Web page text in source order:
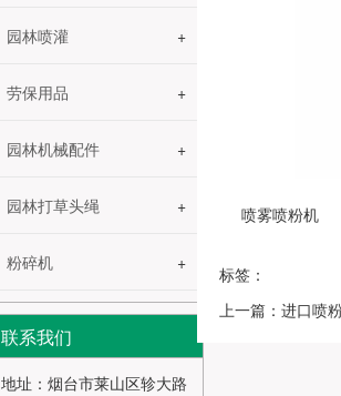
园林喷灌
劳保用品
园林机械配件
园林打草头绳
粉碎机
联系我们
地址：烟台市莱山区轸大路
喷雾喷粉机
标签：
上一篇：进口喷